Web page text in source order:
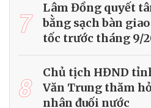
7
Lâm Đồng quyết
bằng sạch bàn
tốc trước tháng 9/
8
Chủ tịch HĐND
Văn Trung thăm
nhân đuối nước